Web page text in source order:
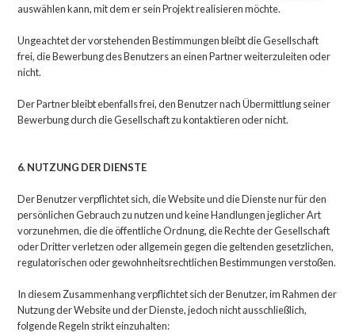
auswählen kann, mit dem er sein Projekt realisieren möchte.
Ungeachtet der vorstehenden Bestimmungen bleibt die Gesellschaft
frei, die Bewerbung des Benutzers an einen Partner weiterzuleiten oder
nicht.
Der Partner bleibt ebenfalls frei, den Benutzer nach Übermittlung seiner
Bewerbung durch die Gesellschaft zu kontaktieren oder nicht.
6. NUTZUNG DER DIENSTE
Der Benutzer verpflichtet sich, die Website und die Dienste nur für den
persönlichen Gebrauch zu nutzen und keine Handlungen jeglicher Art
vorzunehmen, die die öffentliche Ordnung, die Rechte der Gesellschaft
oder Dritter verletzen oder allgemein gegen die geltenden gesetzlichen,
regulatorischen oder gewohnheitsrechtlichen Bestimmungen verstoßen.
In diesem Zusammenhang verpflichtet sich der Benutzer, im Rahmen der
Nutzung der Website und der Dienste, jedoch nicht ausschließlich,
folgende Regeln strikt einzuhalten: